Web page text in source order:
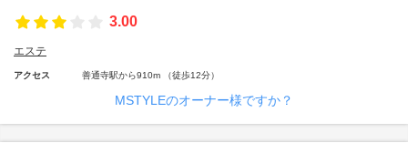
3.00
エステ
アクセス 善通寺駅から910m （徒歩12分）
MSTYLEのオーナー様ですか？